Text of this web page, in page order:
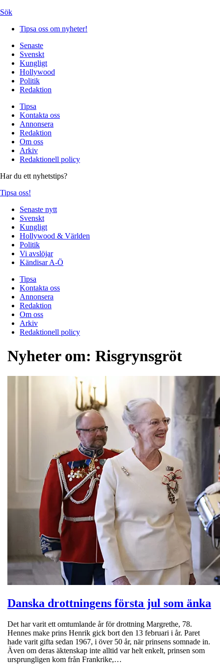
Sök
Tipsa oss om nyheter!
Senaste
Svenskt
Kungligt
Hollywood
Politik
Redaktion
Tipsa
Kontakta oss
Annonsera
Redaktion
Om oss
Arkiv
Redaktionell policy
Har du ett nyhetstips?
Tipsa oss!
Senaste nytt
Svenskt
Kungligt
Hollywood & Världen
Politik
Vi avslöjar
Kändisar A-Ö
Tipsa
Kontakta oss
Annonsera
Redaktion
Om oss
Arkiv
Redaktionell policy
Nyheter om: Risgrynsgröt
Danska drottningens första jul som änka
Det har varit ett omtumlande år för drottning Margrethe, 78.
Hennes make prins Henrik gick bort den 13 februari i år. Paret
hade varit gifta sedan 1967, i över 50 år, när prinsens somnade in.
Även om deras äktenskap inte alltid var helt enkelt, prinsen som
ursprungligen kom från Frankrike,…